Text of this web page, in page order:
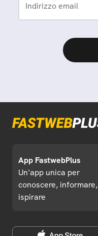
Indirizzo email
App FastwebPlus
Un'app unica per
conoscere, informare,
ispirare